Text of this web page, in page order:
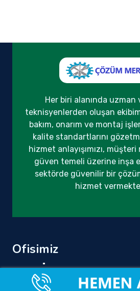
Her biri alanında uzman
teknisyenlerden oluşan
bakım, onarım ve montaj
kalite standartlarını
hizmet anlayışımızı,
güven temeli üzerine inşa
sektörde güvenilir bir
hizmet
Ofisimiz
Tüm Türkiye